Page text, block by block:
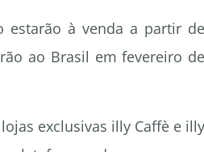
estarão à venda a partir de
ao Brasil em fevereiro de
exclusivas illy Caffè e illy